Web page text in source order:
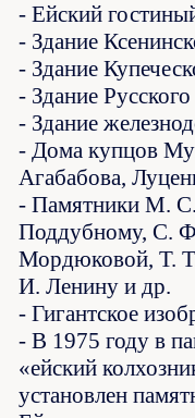
- Ейский
- Здание
- Здание
- Здание
- Здание
- Дома купцов
Агабабова,
- Памятники М.
Поддубному, С.
Мордюковой, Т.
И. Ленину и др.
- Гигантское
- В 1975 году в
«ейский
установлен